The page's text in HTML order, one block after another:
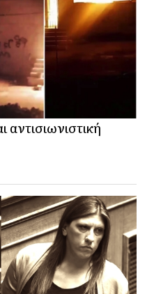
αντισιωνιστική